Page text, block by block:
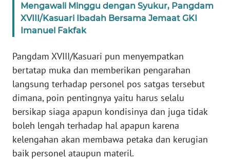
Mengawali Minggu dengan Syukur, Pangdam
XVIII/Kasuari Ibadah Bersama Jemaat GKI
Imanuel Fakfak
Pangdam XVIII/Kasuari pun menyempatkan
bertatap muka dan memberikan pengarahan
langsung terhadap personel pos satgas tersebut
dimana, poin pentingnya yaitu harus selalu
bersikap siaga apapun kondisinya dan juga tidak
boleh lengah terhadap hal apapun karena
kelengahan akan membawa petaka dan kerugian
baik personel ataupun materil.
SULTRA
WN
WN
SULTENG
WN
SULBAR
WN